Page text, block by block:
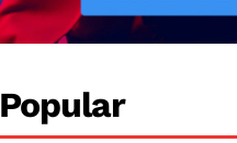
Popular